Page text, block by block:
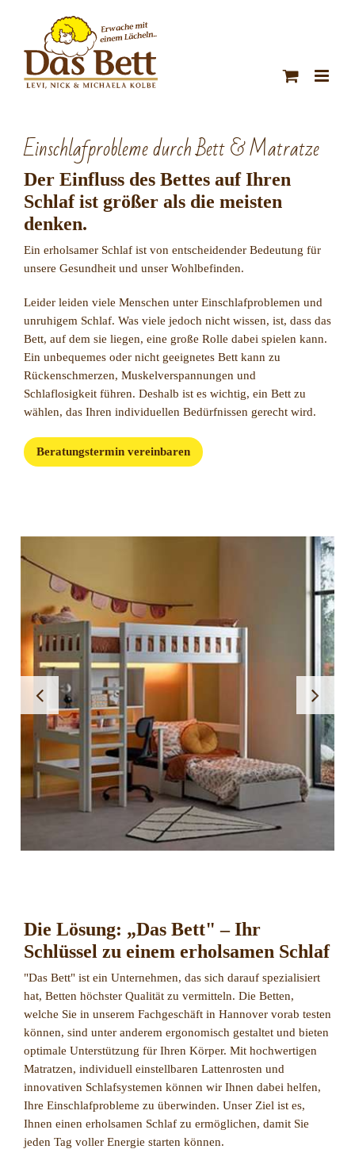
Einschlafprobleme durch Bett & Matratze
Der Einfluss des Bettes auf Ihren
Schlaf ist größer als die meisten
denken.
Ein erholsamer Schlaf ist von entscheidender Bedeutung für
unsere Gesundheit und unser Wohlbefinden.
Leider leiden viele Menschen unter Einschlafproblemen und
unruhigem Schlaf. Was viele jedoch nicht wissen, ist, dass das
Bett, auf dem sie liegen, eine große Rolle dabei spielen kann.
Ein unbequemes oder nicht geeignetes Bett kann zu
Rückenschmerzen, Muskelverspannungen und
Schlaflosigkeit führen. Deshalb ist es wichtig, ein Bett zu
wählen, das Ihren individuellen Bedürfnissen gerecht wird.
Beratungstermin vereinbaren
Die Lösung: „Das Bett" – Ihr
Schlüssel zu einem erholsamen Schlaf
"Das Bett" ist ein Unternehmen, das sich darauf spezialisiert
hat, Betten höchster Qualität zu vermitteln. Die Betten,
welche Sie in unserem Fachgeschäft in Hannover vorab testen
können, sind unter anderem ergonomisch gestaltet und bieten
optimale Unterstützung für Ihren Körper. Mit hochwertigen
Matratzen, individuell einstellbaren Lattenrosten und
innovativen Schlafsystemen können wir Ihnen dabei helfen,
Ihre Einschlafprobleme zu überwinden. Unser Ziel ist es,
Ihnen einen erholsamen Schlaf zu ermöglichen, damit Sie
jeden Tag voller Energie starten können.